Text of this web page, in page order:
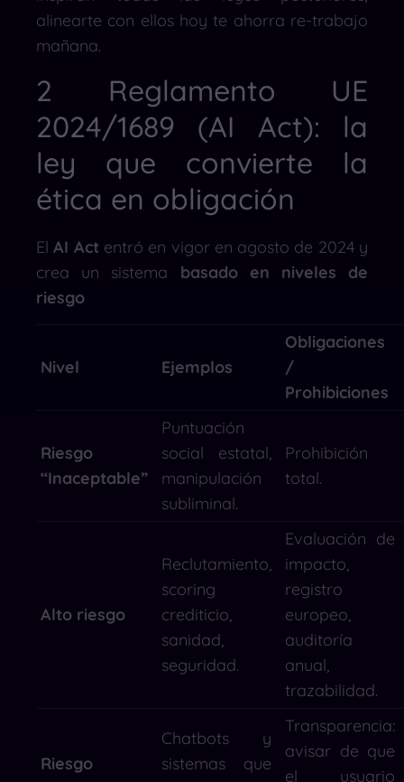
alinearte con ellos hoy te ahorra re-trabajo
mañana.
2 Reglamento UE
2024/1689 (AI Act): la
ley que convierte la
ética en obligación
ElAI Actentró en vigor en agosto de 2024 y
crea un sistema basado en niveles de
riesgo
Nivel Ejemplos
Obligaciones
/
Prohibiciones
Riesgo
“Inaceptable”
Puntuación
social estatal,
manipulación
subliminal.
Prohibición
total.
Alto riesgo
Reclutamiento,
scoring
crediticio,
sanidad,
seguridad.
Evaluación de
impacto,
registro
europeo,
auditoría
anual,
trazabilidad.
Riesgo
Chatbots y
sistemas que
Transparencia:
avisar de que
el usuario